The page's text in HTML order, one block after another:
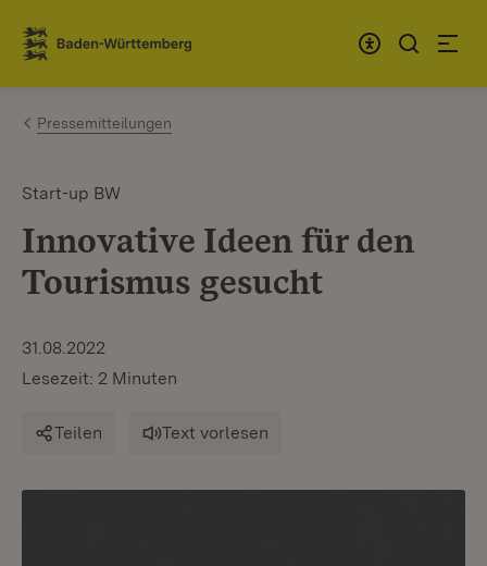
Zum Inhalt springen
Link zur Startseite
Pressemitteilungen
Start-up BW
Innovative Ideen für den
Tourismus gesucht
31.08.2022
Lesezeit: 2 Minuten
Teilen Text vorlesen